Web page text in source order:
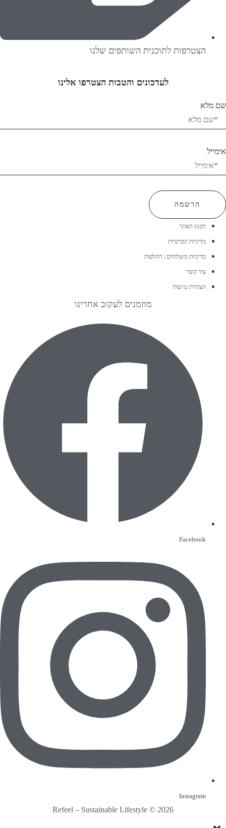
הצטרפות לתוכנית השותפים שלנו
לעדכונים והטבות הצטרפו אלינו
שם מלא
אימייל
הרשמה
תקנון האתר
מדיניות הפרטיות
מדיניות משלוחים | החלפות
צור קשר
הצהרת נגישות
מוזמנים לעקוב אחרינו
Facebook
Instagram
Refeel – Sustainable Lifestyle © 2026